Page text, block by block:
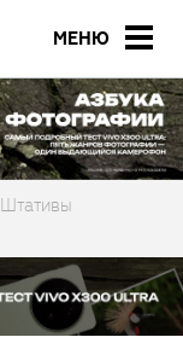
МЕНЮ
Штативы